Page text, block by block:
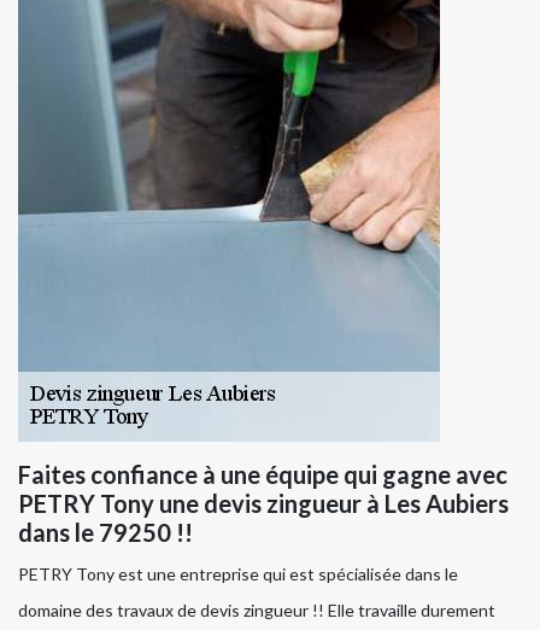
Faites confiance à une équipe qui gagne avec
PETRY Tony une devis zingueur à Les Aubiers
dans le 79250 !!
PETRY Tony est une entreprise qui est spécialisée dans le
domaine des travaux de devis zingueur !! Elle travaille durement